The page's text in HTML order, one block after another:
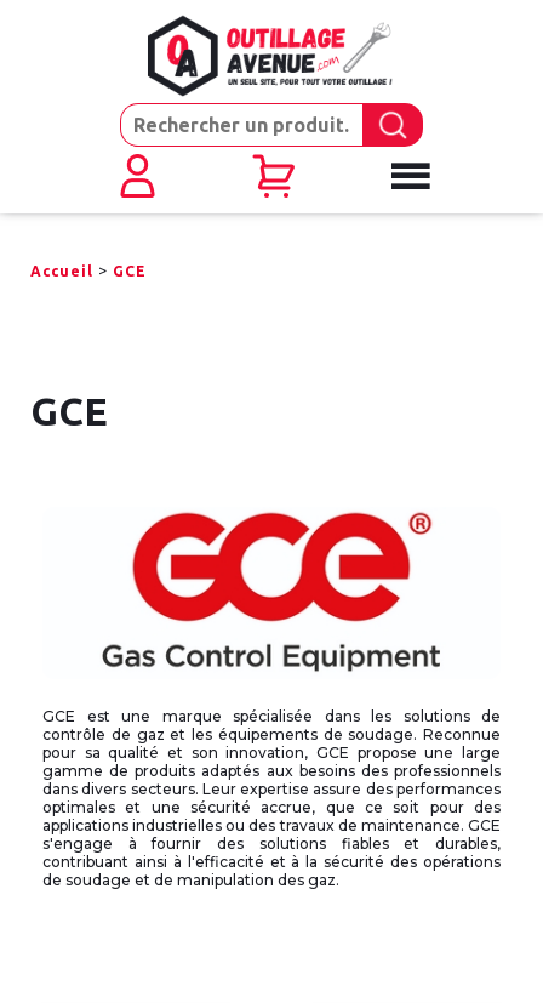
Accueil > GCE
GCE
GCE est une marque spécialisée dans les solutions de
contrôle de gaz et les équipements de soudage. Reconnue
pour sa qualité et son innovation, GCE propose une large
gamme de produits adaptés aux besoins des professionnels
dans divers secteurs. Leur expertise assure des performances
optimales et une sécurité accrue, que ce soit pour des
applications industrielles ou des travaux de maintenance. GCE
s'engage à fournir des solutions fiables et durables,
contribuant ainsi à l'efficacité et à la sécurité des opérations
de soudage et de manipulation des gaz.